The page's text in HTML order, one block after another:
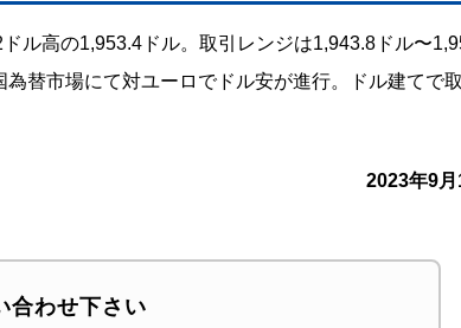
ル高の1,953.4ドル。取引レンジは1,943.8ドル〜
替市場にて対ユーロでドル安が進行。ドル建てで
2023年9
合わせ下さい